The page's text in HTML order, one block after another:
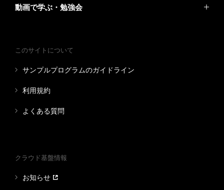
動画で学ぶ・勉強会
このサイトについて
サンプルプログラムのガイドライン
利用規約
よくある質問
クラウド基盤情報
お知らせ